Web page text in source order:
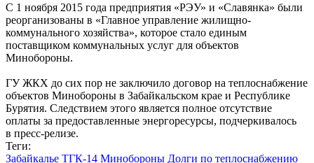
С 1 ноября 2015 года предприятия «РЭУ» и «Славянка» были
реорганизованы в «Главное управление жилищно-
коммунального хозяйства», которое стало единым
поставщиком коммунальных услуг для объектов
Минобороны.
ГУ ЖКХ до сих пор не заключило договор на теплоснабжение
объектов Минобороны в Забайкальском крае и Республике
Бурятия. Следствием этого является полное отсутствие
оплаты за предоставленные энергоресурсы, подчеркивалось
в пресс-релизе.
Теги:
Забайкалье ТГК-14 Минобороны Долги по теплоснабжению